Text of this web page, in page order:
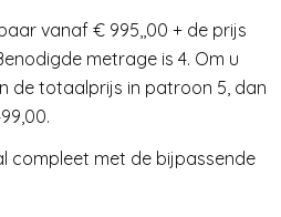
vanaf € 995,,00 + de prijs
metrage is 4. Om u
de totaalprijs in patroon 5, dan
compleet met de bijpassende